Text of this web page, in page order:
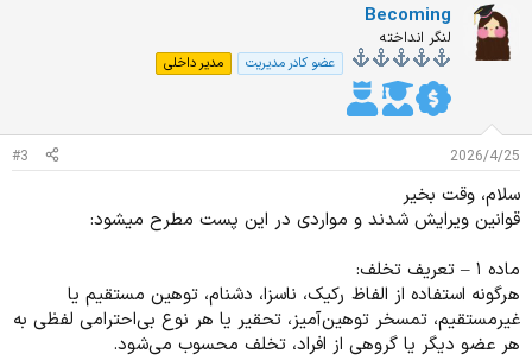
ی
ا
ز
Becoming
لنگر انداخته
عضو کادر مدیریت مدیر داخلی
2026/4/25
#3
سلام، وقت بخیر
قوانین ویرایش شدند و مواردی در این پست مطرح میشود:
ماده ۱ – تعریف تخلف:
هرگونه استفاده از الفاظ رکیک، ناسزا، دشنام، توهین مستقیم یا
غیرمستقیم، تمسخر توهین‌آمیز، تحقیر یا هر نوع بی‌احترامی لفظی به
هر عضو دیگر یا گروهی از افراد، تخلف محسوب می‌شود.